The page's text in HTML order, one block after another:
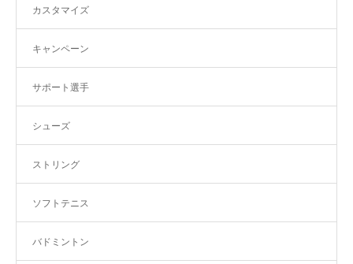
カスタマイズ
キャンペーン
サポート選手
シューズ
ストリング
ソフトテニス
バドミントン